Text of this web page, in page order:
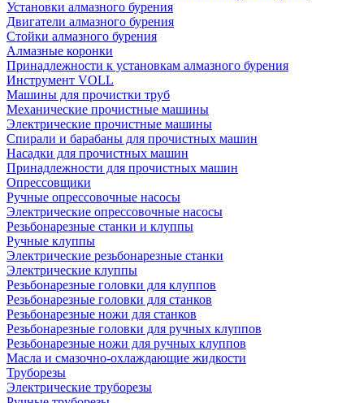
Установки алмазного бурения
Двигатели алмазного бурения
Стойки алмазного бурения
Алмазные коронки
Принадлежности к установкам алмазного бурения
Инструмент VOLL
Машины для прочистки труб
Механические прочистные машины
Электрические прочистные машины
Спирали и барабаны для прочистных машин
Насадки для прочистных машин
Принадлежности для прочистных машин
Опрессовщики
Ручные опрессовочные насосы
Электрические опрессовочные насосы
Резьбонарезные станки и клуппы
Ручные клуппы
Электрические резьбонарезные станки
Электрические клуппы
Резьбонарезные головки для клуппов
Резьбонарезные головки для станков
Резьбонарезные ножи для станков
Резьбонарезные головки для ручных клуппов
Резьбонарезные ножи для ручных клуппов
Масла и смазочно-охлаждающие жидкости
Труборезы
Электрические труборезы